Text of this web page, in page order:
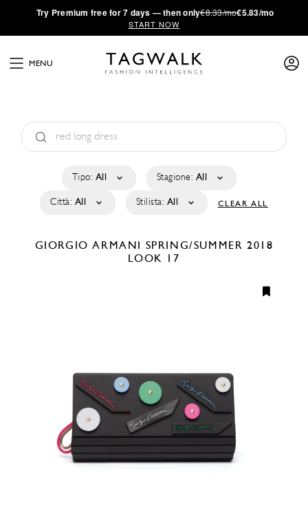
·Try Premium free for 7 days — then only€8.33/mo€5.83/mo
START NOW
MENU
Tipo: All Stagione: All
Città: All Stilista: All CLEAR ALL
GIORGIO ARMANI SPRING/SUMMER 2018
LOOK 17